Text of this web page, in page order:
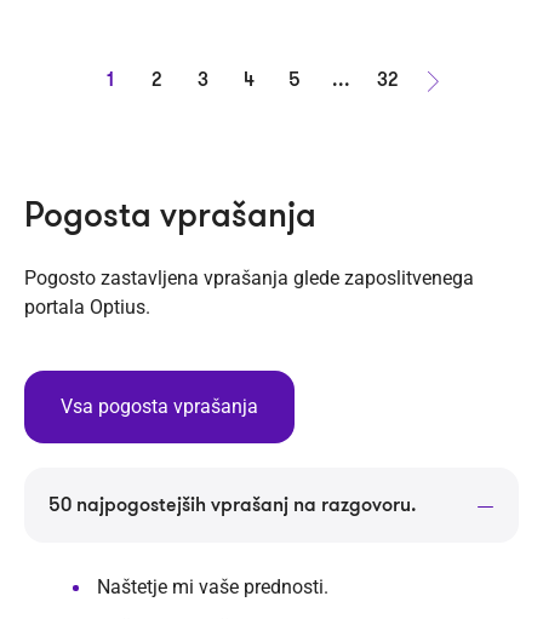
1 2 3 4 5 ...
32
Pogosta vprašanja
Pogosto zastavljena vprašanja glede zaposlitvenega
portala Optius.
Vsa pogosta vprašanja
50 najpogostejših vprašanj na razgovoru.
Naštetje mi vaše prednosti.